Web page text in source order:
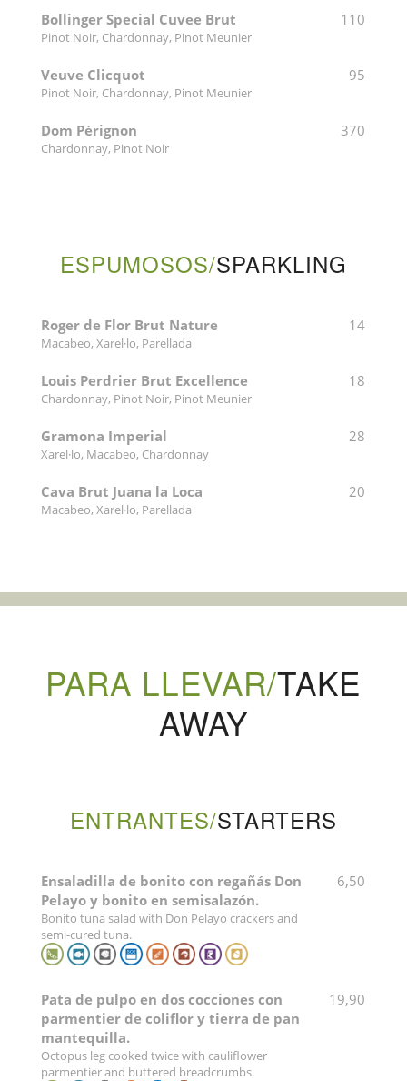
Bollinger Special Cuvee Brut
Pinot Noir, Chardonnay, Pinot Meunier
110
Veuve Clicquot
Pinot Noir, Chardonnay, Pinot Meunier
95
Dom Pérignon
Chardonnay, Pinot Noir
370
ESPUMOSOS/SPARKLING
Roger de Flor Brut Nature
Macabeo, Xarel·lo, Parellada
14
Louis Perdrier Brut Excellence
Chardonnay, Pinot Noir, Pinot Meunier
18
Gramona Imperial
Xarel·lo, Macabeo, Chardonnay
28
Cava Brut Juana la Loca
Macabeo, Xarel·lo, Parellada
20
PARA LLEVAR/TAKE
AWAY
ENTRANTES/STARTERS
Ensaladilla de bonito con regañás Don
Pelayo y bonito en semisalazón.
Bonito tuna salad with Don Pelayo crackers and
semi-cured tuna.
6,50
Pata de pulpo en dos cocciones con
parmentier de coliflor y tierra de pan
mantequilla.
Octopus leg cooked twice with cauliflower
parmentier and buttered breadcrumbs.
19,90